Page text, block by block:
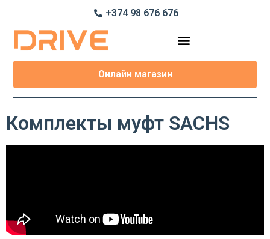
+374 98 676 676
Онлайн магазин
Комплекты муфт SACHS